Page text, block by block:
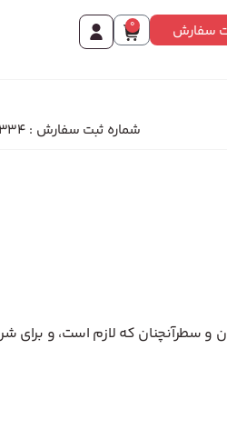
سفارش 0
شماره ثبت سفارش : 09053324334
سطرآنچنان که لازم است، و برای